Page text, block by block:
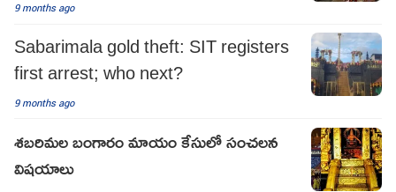
9 months ago
Sabarimala gold theft: SIT registers
first arrest; who next?
9 months ago
శబరిమల బంగారం మాయం కేసులో సంచలన
విషయాలు